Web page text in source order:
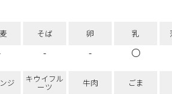
そば
-
卵
-
乳
〇
ジ キウイフル
ーツ 牛肉 ごま